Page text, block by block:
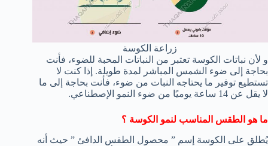
زراعة الكوسة
و لأن نباتات الكوسة تعتبر من النباتات المحبة للضوء، فأنت
بحاجة إلى ضوء الشمس المباشر لمدة طويلة. إذا كنت لا
تستطيع توفير ما يحتاجه النبات من ضوء، فأنت بحاجة إلى ما
لا يقل عن 14 ساعة يوميًا من ضوء النمو الإصطناعي.
ما هو الطقس المناسب لنمو الكوسة ؟
يُطلق على الكوسة إسم ” محصول الطقس الدافئ ” حيث أنه